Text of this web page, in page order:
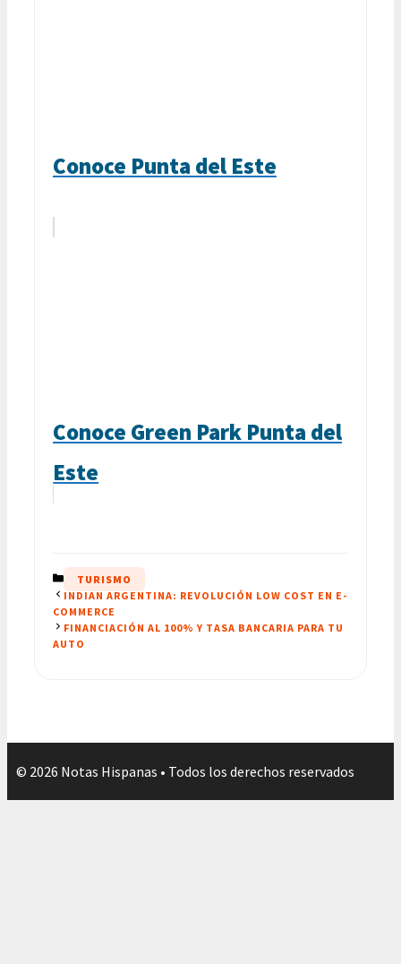
Conoce Punta del Este
Conoce Green Park Punta del
Este
CATEGORÍAS
TURISMO
INDIAN ARGENTINA: REVOLUCIÓN LOW COST EN E-
COMMERCE
FINANCIACIÓN AL 100% Y TASA BANCARIA PARA TU
AUTO
© 2026 Notas Hispanas • Todos los derechos reservados